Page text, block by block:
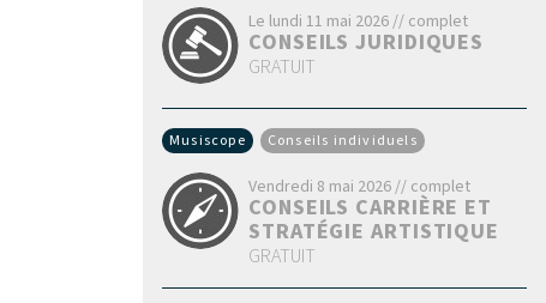
Le lundi 11 mai 2026 // complet
CONSEILS JURIDIQUES
GRATUIT
Musiscope Conseils individuels
Vendredi 8 mai 2026 // complet
CONSEILS CARRIÈRE ET
STRATÉGIE ARTISTIQUE
GRATUIT